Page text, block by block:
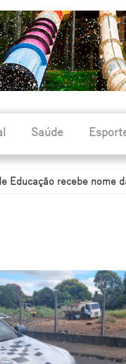
Saúde
nome da professora